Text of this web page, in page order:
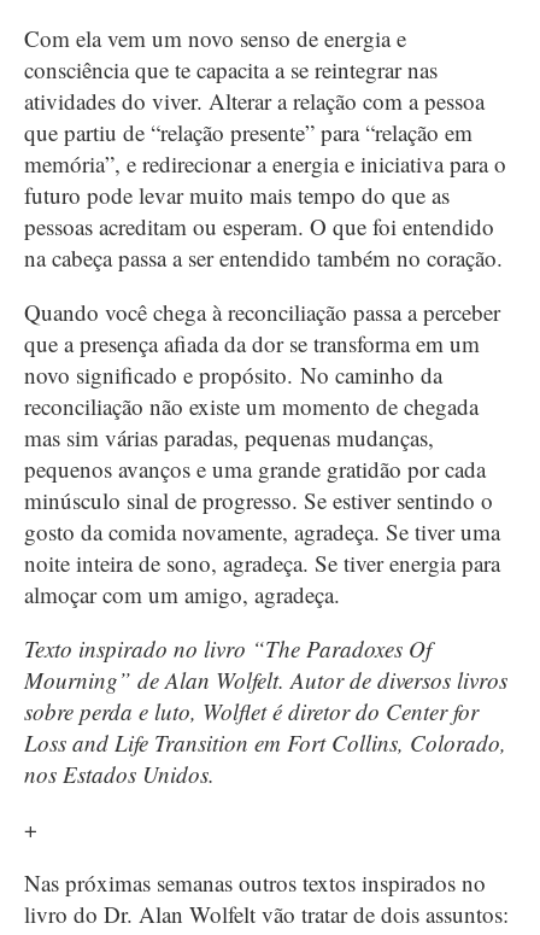
Com ela vem um novo senso de energia e
consciência que te capacita a se reintegrar nas
atividades do viver. Alterar a relação com a pessoa
que partiu de “relação presente” para “relação em
memória”, e redirecionar a energia e iniciativa para o
futuro pode levar muito mais tempo do que as
pessoas acreditam ou esperam. O que foi entendido
na cabeça passa a ser entendido também no coração.
Quando você chega à reconciliação passa a perceber
que a presença afiada da dor se transforma em um
novo significado e propósito. No caminho da
reconciliação não existe um momento de chegada
mas sim várias paradas, pequenas mudanças,
pequenos avanços e uma grande gratidão por cada
minúsculo sinal de progresso. Se estiver sentindo o
gosto da comida novamente, agradeça. Se tiver uma
noite inteira de sono, agradeça. Se tiver energia para
almoçar com um amigo, agradeça.
Texto inspirado no livro “The Paradoxes Of
Mourning” de Alan Wolfelt. Autor de diversos livros
sobre perda e luto, Wolflet é diretor do Center for
Loss and Life Transition em Fort Collins, Colorado,
nos Estados Unidos.
+
Nas próximas semanas outros textos inspirados no
livro do Dr. Alan Wolfelt vão tratar de dois assuntos: